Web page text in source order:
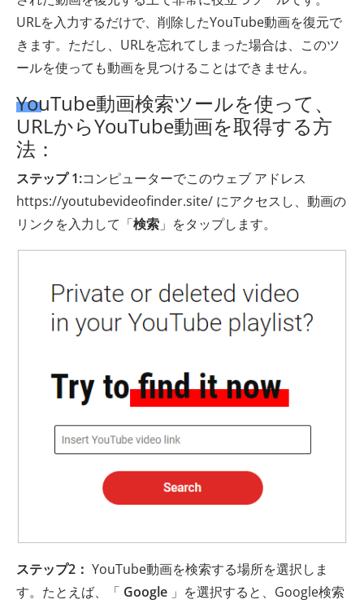
URLを入力するだけで、削除したYouTube動画を復元で
きます。ただし、URLを忘れてしまった場合は、このツ
ールを使っても動画を見つけることはできません。
YouTube動画検索ツールを使って、
URLからYouTube動画を取得する方
法：
ステップ 1:コンピューターでこのウェブ アドレス
https://youtubevideofinder.site/ にアクセスし、動画の
リンクを入力して「検索 」をタップします。
ステップ2： YouTube動画を検索する場所を選択しま
す。たとえば、「 Google 」を選択すると、Google検索